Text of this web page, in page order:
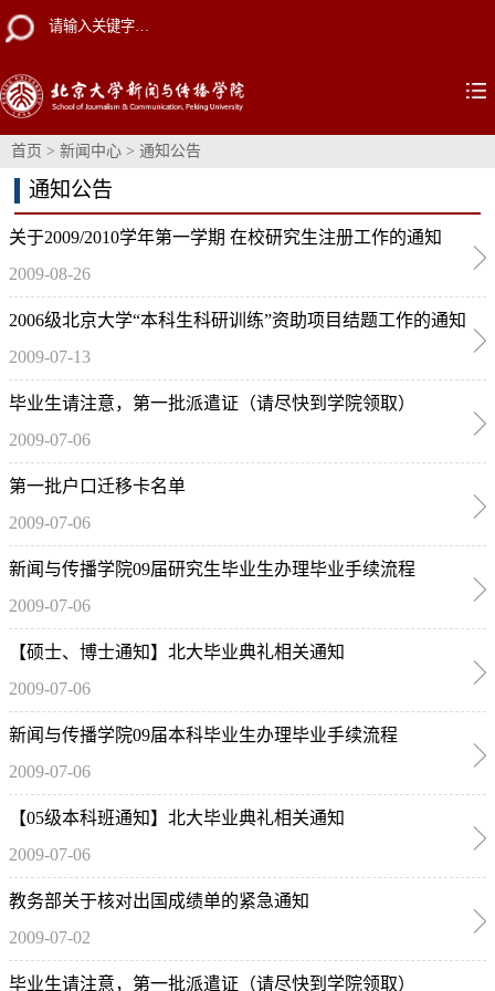
首页 > 新闻中心 > 通知公告
通知公告
关于2009/2010学年第一学期 在校研究生注册工作的通知
2009-08-26
2006级北京大学“本科生科研训练”资助项目结题工作的通知
2009-07-13
毕业生请注意，第一批派遣证（请尽快到学院领取）
2009-07-06
第一批户口迁移卡名单
2009-07-06
新闻与传播学院09届研究生毕业生办理毕业手续流程
2009-07-06
【硕士、博士通知】北大毕业典礼相关通知
2009-07-06
新闻与传播学院09届本科毕业生办理毕业手续流程
2009-07-06
【05级本科班通知】北大毕业典礼相关通知
2009-07-06
教务部关于核对出国成绩单的紧急通知
2009-07-02
毕业生请注意，第一批派遣证（请尽快到学院领取）